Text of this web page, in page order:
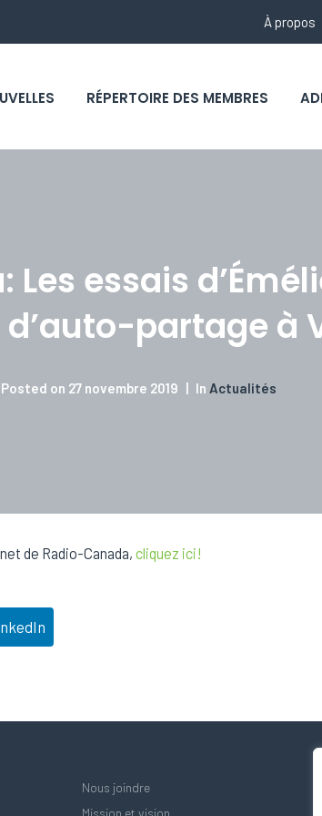
À propos
RÉPERTOIRE DES MEMBRES
essais
partage à
Posted on 27 novembre 2019 In Actualités
de Radio-Canada, cliquez ici!
Nous joindre